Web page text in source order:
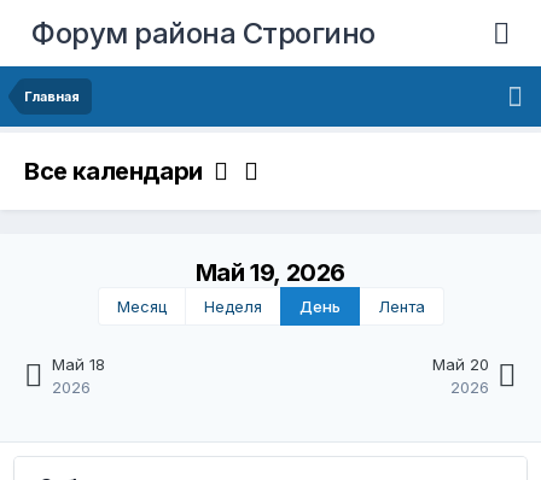
Форум района Строгино
Главная
Все календари
Май 18
2026
Май 19, 2026
Месяц Неделя День Лента
Май 20
2026